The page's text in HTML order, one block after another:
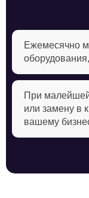
Ежемесячно
При
или замену в
вашему